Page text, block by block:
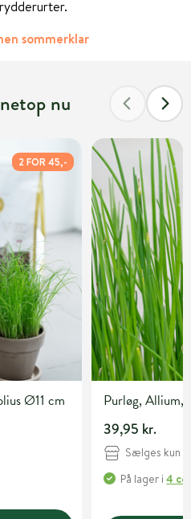
sommerklar
nu
2 FOR 45,-
Ø11 cm
Purløg,
39,95 kr.
Sælges kun i
På lager i4